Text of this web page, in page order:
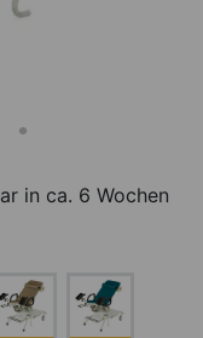
in ca. 6 Wochen